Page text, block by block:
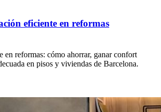
eficiente en reformas
en reformas: cómo ahorrar, ganar confort
en pisos y viviendas de Barcelona.